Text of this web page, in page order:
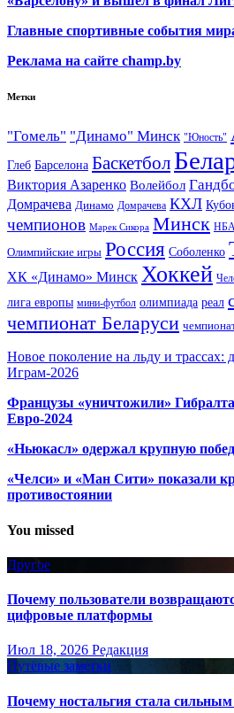
Главные спортивные события
Реклама на сайте champ.by
Метки
"Гомель" "Динамо" Минск "Юность"
Глеб Барселона Баскетбол
Виктория Азаренко Волейбол
Домрачева Динамо Домрачева КХЛ
чемпионов Марек Сикора Минск
Олимпийские игры Россия Соболенко
ХК «Динамо» Минск Хоккей
лига европы мини-футбол олимпиада реал
чемпионат Беларуси
Новое поколение на льду и трассах:
Играм-2026
Французы «уничтожили»
Евро-2024
«Ньюкасл» одержал крупную
«Челси» и «Ман Сити» показали
противостоянии
You missed
Другое
Почему пользователи
цифровые платформы
Июл 18, 2026 Редакция
Путёвые заметки
Почему ностальгия стала